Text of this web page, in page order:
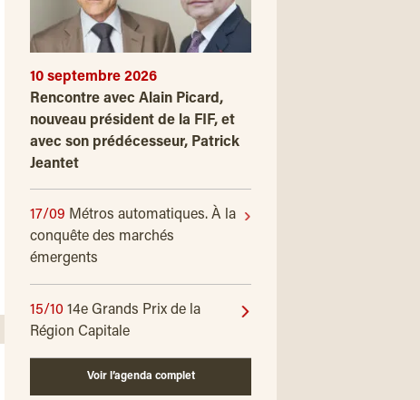
10 septembre 2026
Rencontre avec Alain Picard,
nouveau président de la FIF, et
avec son prédécesseur, Patrick
Jeantet
17/09 Métros automatiques. À la
conquête des marchés
émergents
15/10 14e Grands Prix de la
Région Capitale
Voir l’agenda complet